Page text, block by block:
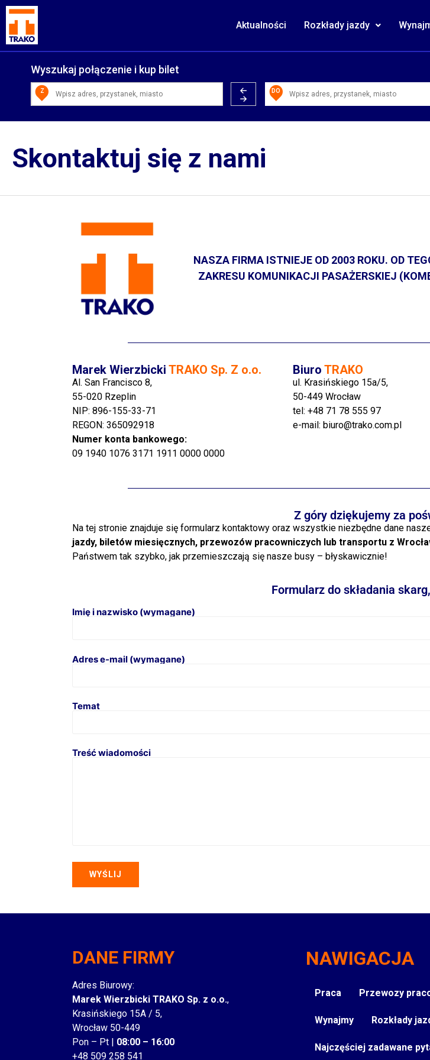
Aktualności Rozkłady jazdy
Wyszukaj połączenie i kup bilet
Z DO
Skontaktuj się z nami
NASZA FIRMA ISTNIEJE OD 2003 ROKU. OD
ZAKRESU KOMUNIKACJI PASAŻERSKIEJ
Marek Wierzbicki TRAKO Sp. Z o.o.
Al. San Francisco 8,
55-020 Rzeplin
NIP: 896-155-33-71
REGON: 365092918
Numer konta bankowego:
09 1940 1076 3171 1911 0000 0000
BiuroTRAKO
ul. Krasińskiego 15a/5,
50-449 Wrocław
tel:+48 71 78 555 97
e-mail: biuro@trako.com.pl
Z góry dziękujemy za
Na tej stronie znajduje się formularz kontaktowy oraz wszystkie niezbędne dane
jazdy, biletów miesięcznych, przewozów pracowniczych lub transportu z
Państwem tak szybko, jak przemieszczają się nasze busy – błyskawicznie!
Formularz do składania
Imię i nazwisko (wymagane)
Adres e-mail (wymagane)
Temat
Treść wiadomości
DANE FIRMY
Adres Biurowy:
Marek Wierzbicki TRAKO Sp. z o.o.,
Krasińskiego 15A / 5,
Wrocław 50-449
Pon – Pt | 08:00 – 16:00
+48 509 258 541
NAWIGACJA
Praca Przewozy
Wynajmy Rozkłady
Najczęściej zadawane